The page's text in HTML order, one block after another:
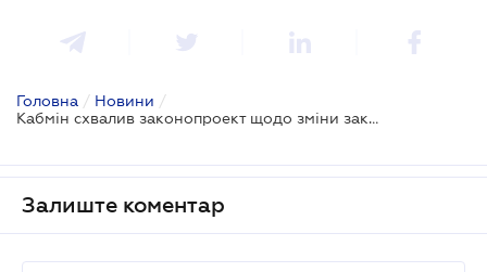
Головна / Новини /
Кабмін схвалив законопроект щодо зміни законодавства з процедур банкрутства
Залиште коментар